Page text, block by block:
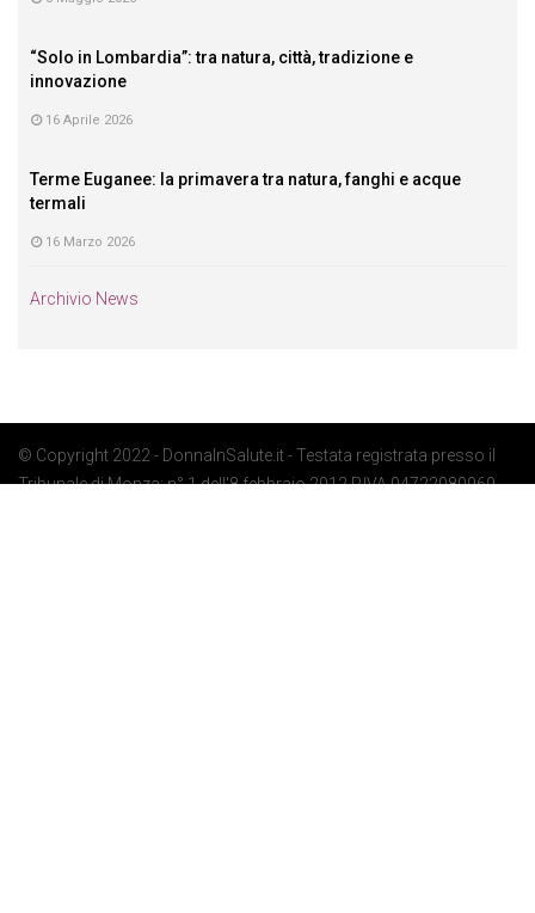
“Solo in Lombardia”: tra natura, città, tradizione e
innovazione
16 Aprile 2026
Terme Euganee: la primavera tra natura, fanghi e acque
termali
16 Marzo 2026
Archivio News
© Copyright 2022 - DonnaInSalute.it - Testata registrata presso il
Tribunale di Monza: n° 1 dell'8 febbraio 2012 P.IVA 04722080969 -